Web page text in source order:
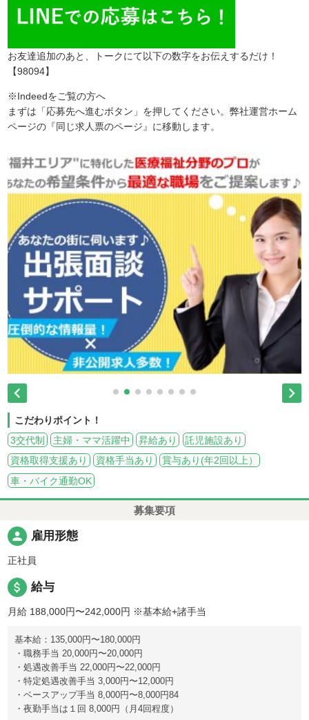
お友達追加のあと、トークにて以下の数字をお伝えするだけ！
【98094】
※Indeedをご覧の方へ
まずは「応募先へ進むボタン」を押してください。弊社運営ホーム
ページの『同じ求人票のページ』に移動します。
 
こだわりポイント！
3交代制
主婦・ママ活躍中 昇給あり
託児施設あり
資格取得支援あり
資格手当あり
賞与あり(年2回以上）
車・バイク通勤OK
募集要項
person 雇用形態
正社員
attach_money 給与
月給 188,000円〜242,000円 ※基本給+諸手当
基本給：135,000円〜180,000円
・職務手当 20,000円〜20,000円
・処遇改善手当 22,000円〜22,000円
・特定処遇改善手当 3,000円〜12,000円
・ベースアップ手当 8,000円〜8,000円84
・夜勤手当は１回 8,000円（月4回程度）